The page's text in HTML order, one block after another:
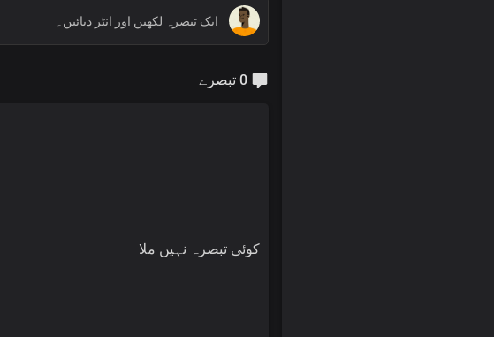
کوئی تبصرہ نہیں ملا